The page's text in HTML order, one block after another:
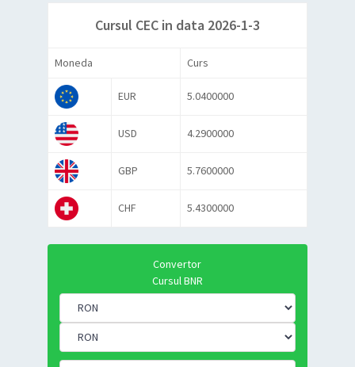
Cursul CEC in data 2026-1-3
Moneda Curs
EUR 5.0400000
USD 4.2900000
GBP 5.7600000
CHF 5.4300000
Convertor
Cursul BNR